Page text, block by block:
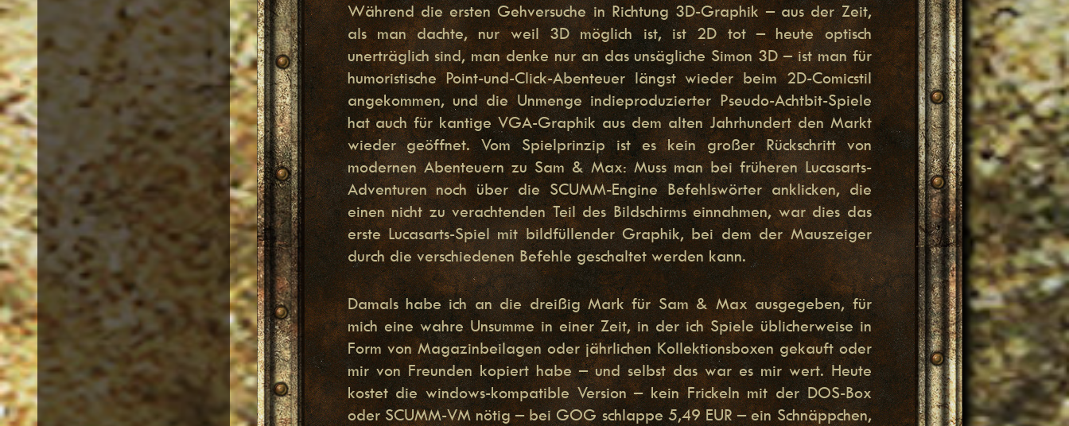
Während die ersten Gehversuche in Richtung 3D-Graphik – aus der Zeit,
als man dachte, nur weil 3D möglich ist, ist 2D tot – heute optisch
unerträglich sind, man denke nur an das unsägliche Simon 3D – ist man für
humoristische Point-und-Click-Abenteuer längst wieder beim 2D-Comicstil
angekommen, und die Unmenge indieproduzierter Pseudo-Achtbit-Spiele
hat auch für kantige VGA-Graphik aus dem alten Jahrhundert den Markt
wieder geöffnet. Vom Spielprinzip ist es kein großer Rückschritt von
modernen Abenteuern zu Sam & Max: Muss man bei früheren Lucasarts-
Adventuren noch über die SCUMM-Engine Befehlswörter anklicken, die
einen nicht zu verachtenden Teil des Bildschirms einnahmen, war dies das
erste Lucasarts-Spiel mit bildfüllender Graphik, bei dem der Mauszeiger
durch die verschiedenen Befehle geschaltet werden kann.
Damals habe ich an die dreißig Mark für Sam & Max ausgegeben, für
mich eine wahre Unsumme in einer Zeit, in der ich Spiele üblicherweise in
Form von Magazinbeilagen oder jährlichen Kollektionsboxen gekauft oder
mir von Freunden kopiert habe – und selbst das war es mir wert. Heute
kostet die windows-kompatible Version – kein Frickeln mit der DOS-Box
oder SCUMM-VM nötig – bei GOG schlappe 5,49 EUR – ein Schnäppchen,